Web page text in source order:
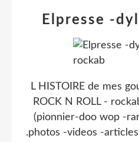
Elpresse -
L HISTOIRE de mes
ROCK N ROLL -
(pionnier-doo wop -
.photos -videos -